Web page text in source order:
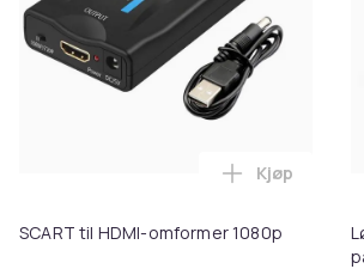
SCART til HDMI-omformer 1080p
Legg
Kjøp